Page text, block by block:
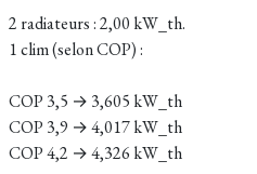
2 radiateurs : 2,00 kW_th.
1 clim (selon COP) :
COP 3,5 → 3,605 kW_th
COP 3,9 → 4,017 kW_th
COP 4,2 → 4,326 kW_th